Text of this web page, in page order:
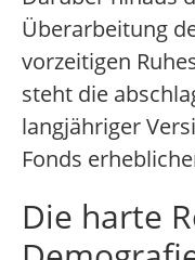
Überarbeitung
vorzeitigen
steht die
langjähriger
Fonds
Die harte